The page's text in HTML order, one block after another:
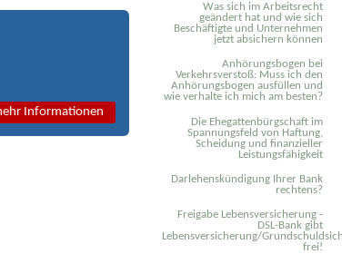
Informationen
Was sich im Arbeitsrecht
geändert hat und wie sich
Beschäftigte und Unternehmen
jetzt absichern können
Anhörungsbogen bei
Verkehrsverstoß: Muss ich den
Anhörungsbogen ausfüllen und
wie verhalte ich mich am besten?
Die Ehegattenbürgschaft im
Spannungsfeld von Haftung,
Scheidung und finanzieller
Leistungsfähigkeit
Darlehenskündigung Ihrer Bank
rechtens?
Freigabe Lebensversicherung -
DSL-Bank gibt
Lebensversicherung/
frei!